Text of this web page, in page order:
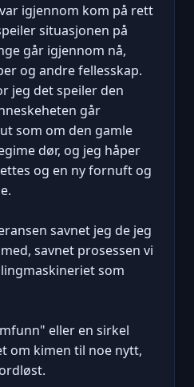
igjennom kom på rett
situasjonen på
går igjennom nå,
og andre fellesskap.
jeg det speiler den
går
som om den gamle
dør, og jeg håper
og en ny fornuft og
savnet jeg de jeg
savnet prosessen vi
som
eller en sirkel
om kimen til noe nytt,